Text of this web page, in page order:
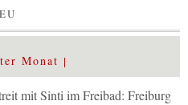
Monat
mit Sinti im Freibad: Freiburg